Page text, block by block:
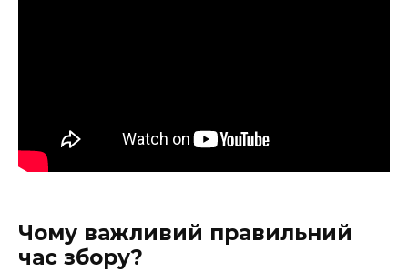
Чому важливий правильний
час збору?